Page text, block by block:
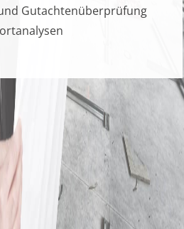
Gutachtenüberprüfung